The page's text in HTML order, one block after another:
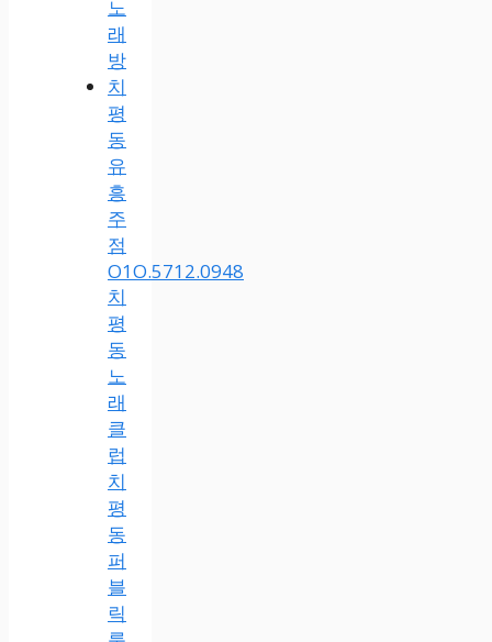
노
래
방
치
평
동
유
흥
주
점
O1O.5712.0948
치
평
동
노
래
클
럽
치
평
동
퍼
블
릭